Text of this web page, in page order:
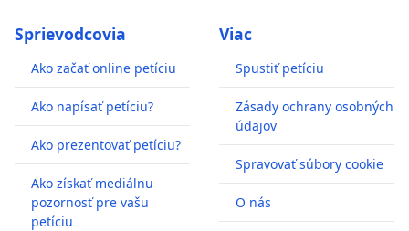
Sprievodcovia
Ako začať online petíciu
Ako napísať petíciu?
Ako prezentovať petíciu?
Ako získať mediálnu
pozornosť pre vašu
petíciu
Viac
Spustiť petíciu
Zásady ochrany osobných
údajov
Spravovať súbory cookie
O nás